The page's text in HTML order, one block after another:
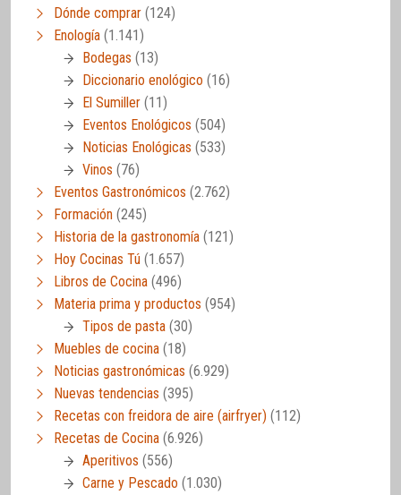
Dónde comprar (124)
Enología (1.141)
Bodegas (13)
Diccionario enológico (16)
El Sumiller (11)
Eventos Enológicos (504)
Noticias Enológicas (533)
Vinos (76)
Eventos Gastronómicos (2.762)
Formación (245)
Historia de la gastronomía (121)
Hoy Cocinas Tú (1.657)
Libros de Cocina (496)
Materia prima y productos (954)
Tipos de pasta (30)
Muebles de cocina (18)
Noticias gastronómicas (6.929)
Nuevas tendencias (395)
Recetas con freidora de aire (airfryer) (112)
Recetas de Cocina (6.926)
Aperitivos (556)
Carne y Pescado (1.030)